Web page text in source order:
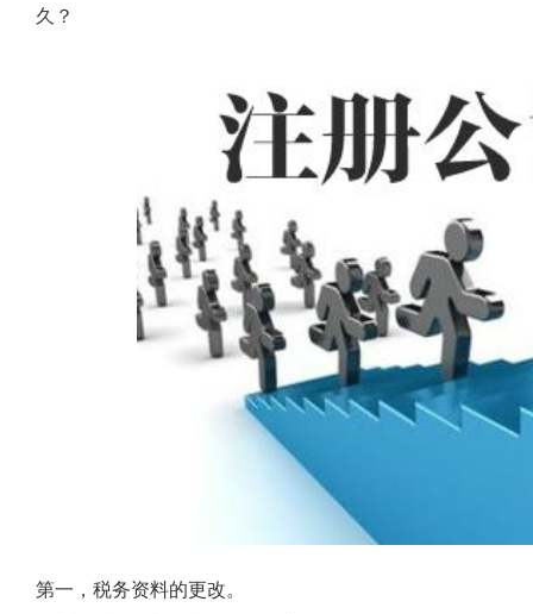
久？
第一，税务资料的更改。